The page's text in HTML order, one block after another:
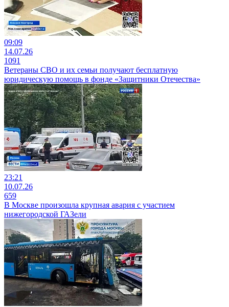
09:09
14.07.26
1091
Ветераны СВО и их семьи получают бесплатную
юридическую помощь в фонде «Защитники Отечества»
23:21
10.07.26
659
В Москве произошла крупная авария с участием
нижегородской ГАЗели